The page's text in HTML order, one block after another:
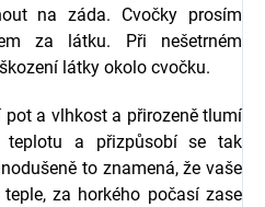
na záda. Cvočky prosím
za látku. Při nešetrném
látky okolo cvočku.
pot a vlhkost a přirozeně tlumí
teplotu a přizpůsobí se tak
to znamená, že vaše
za horkého počasí zase